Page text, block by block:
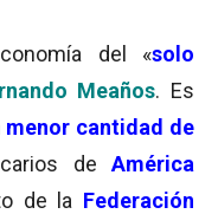
del «solo
Meaños. Es
menor cantidad de
de América
de la Federación